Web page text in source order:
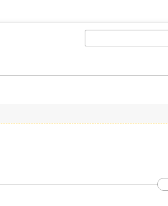
השם